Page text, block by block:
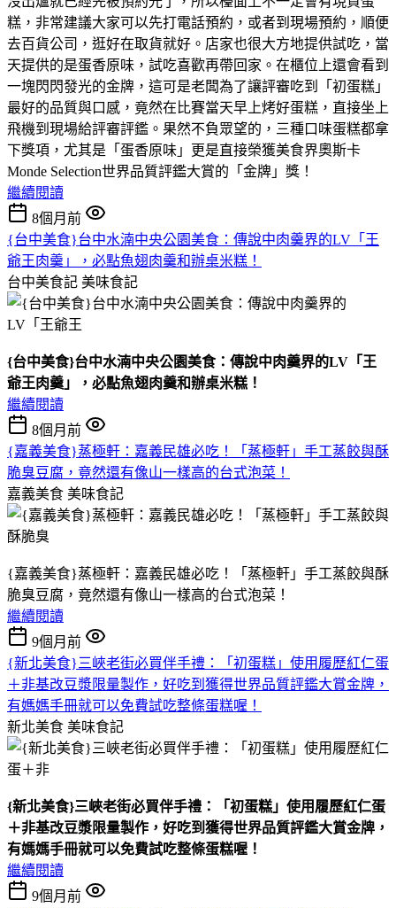
糕，非常建議大家可以先打電話預約，或者到現場預約，順便
去百貨公司，逛好在取貨就好。店家也很大方地提供試吃，當
天提供的是蛋香原味，試吃喜歡再帶回家。在櫃位上還會看到
一塊閃閃發光的金牌，這可是老闆為了讓評審吃到「初蛋糕」
最好的品質與口感，竟然在比賽當天早上烤好蛋糕，直接坐上
飛機到現場給評審評鑑。果然不負眾望的，三種口味蛋糕都拿
下獎項，尤其是「蛋香原味」更是直接榮獲美食界奧斯卡
Monde Selection世界品質評鑑大賞的「金牌」獎！
繼續閱讀
8個月前
{台中美食}台中水湳中央公園美食：傳說中肉羹界的LV「王
爺王肉羹」，必點魚翅肉羹和辦桌米糕！
台中美食記 美味食記
{台中美食}台中水湳中央公園美食：傳說中肉羹界的LV「王
爺王肉羹」，必點魚翅肉羹和辦桌米糕！
繼續閱讀
8個月前
{嘉義美食}蒸極軒：嘉義民雄必吃！「蒸極軒」手工蒸餃與酥
脆臭豆腐，竟然還有像山一樣高的台式泡菜！
嘉義美食 美味食記
{嘉義美食}蒸極軒：嘉義民雄必吃！「蒸極軒」手工蒸餃與酥
脆臭豆腐，竟然還有像山一樣高的台式泡菜！
繼續閱讀
9個月前
{新北美食}三峽老街必買伴手禮：「初蛋糕」使用履歷紅仁蛋
＋非基改豆漿限量製作，好吃到獲得世界品質評鑑大賞金牌，
有媽媽手冊就可以免費試吃整條蛋糕喔！
新北美食 美味食記
{新北美食}三峽老街必買伴手禮：「初蛋糕」使用履歷紅仁蛋
＋非基改豆漿限量製作，好吃到獲得世界品質評鑑大賞金牌，
有媽媽手冊就可以免費試吃整條蛋糕喔！
繼續閱讀
9個月前